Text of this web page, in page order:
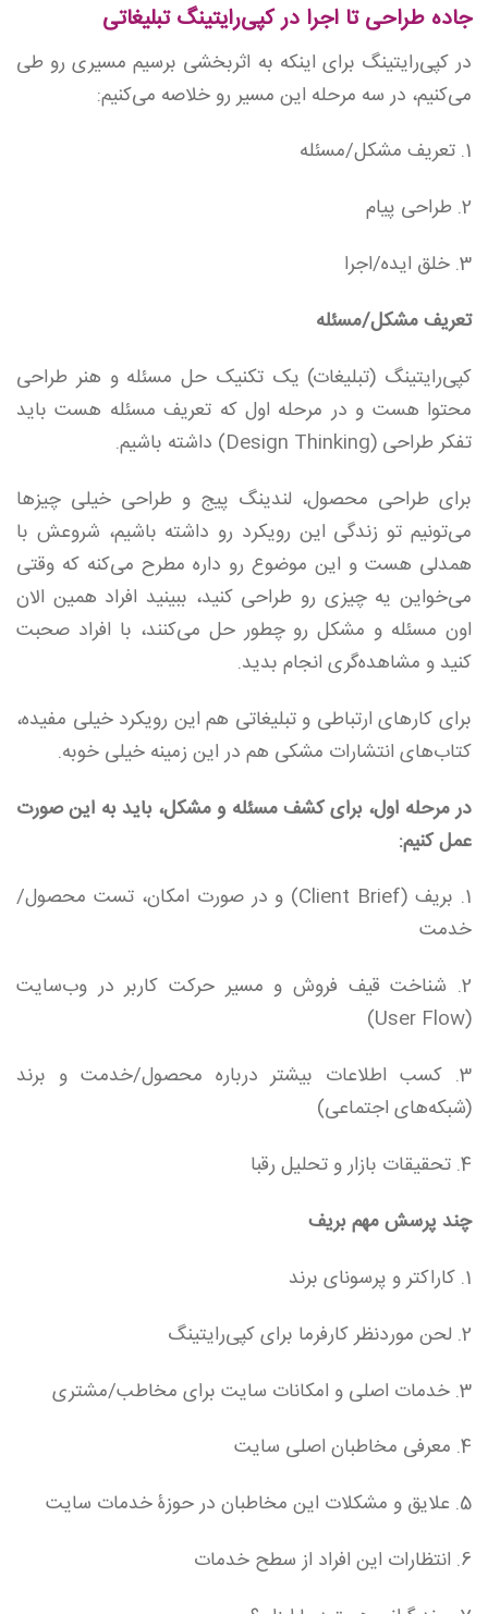
جاده طراحی تا اجرا در کپی‌رایتینگ تبلیغاتی
در کپی‌رایتینگ برای‌ اینکه به اثربخشی برسیم مسیری رو طی
می‌کنیم، در سه مرحله این مسیر رو خلاصه می‌کنیم:
1. تعریف مشکل/مسئله
2. طراحی پیام
3. خلق ایده/اجرا
تعریف مشکل/مسئله
کپی‌رایتینگ (تبلیغات) یک تکنیک حل مسئله و هنر طراحی
محتوا هست و در مرحله اول که تعریف مسئله هست باید
تفکر طراحی (Design Thinking) داشته باشیم.
برای طراحی محصول، لندینگ پیج و طراحی خیلی چیزها
می‌تونیم تو زندگی این رویکرد رو داشته باشیم، شروعش با
همدلی هست و این موضوع رو داره مطرح می‌کنه که وقتی
می‌خواین یه چیزی رو طراحی کنید، ببینید افراد همین الان
اون مسئله و مشکل رو چطور حل می‌کنند، با افراد صحبت
کنید و مشاهده‌گری انجام بدید.
برای کارهای ارتباطی و تبلیغاتی هم این رویکرد خیلی مفیده،
کتاب‌های انتشارات مشکی هم در این زمینه خیلی خوبه.
در مرحله اول، برای کشف مسئله و مشکل، باید به این صورت
عمل کنیم:
1. بریف (Client Brief) و در صورت امکان، تست محصول/
خدمت
2. شناخت قیف فروش و مسیر حرکت کاربر در وب‌سایت
(User Flow)
3. کسب اطلاعات بیشتر درباره محصول/خدمت و برند
(شبکه‌های اجتماعی)
4. تحقیقات بازار و تحلیل رقبا
چند پرسش مهم بریف
1. کاراکتر و پرسونای برند
2. لحن موردنظر کارفرما برای کپی‌رایتینگ
3. خدمات اصلی و امکانات سایت برای مخاطب/مشتری
4. معرفی مخاطبان اصلی سایت
5. علایق و مشکلات این مخاطبان در حوزۀ خدمات سایت
6. انتظارات این افراد از سطح خدمات